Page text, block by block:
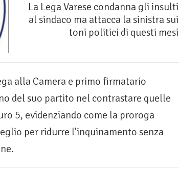
La Lega Varese condanna gli insulti
al sindaco ma attacca la sinistra sui
toni politici di questi mesi
alla Camera e primo firmatario
del suo partito nel contrastare quelle
5, evidenziando come la proroga
per ridurre l’inquinamento senza